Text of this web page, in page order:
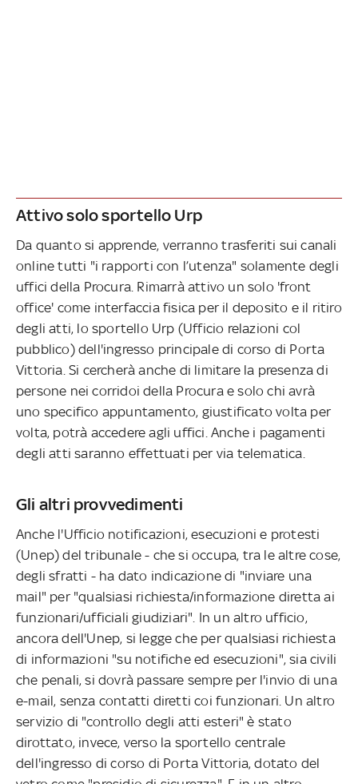
Attivo solo sportello Urp
Da quanto si apprende, verranno trasferiti sui canali
online tutti "i rapporti con l’utenza" solamente degli
uffici della Procura. Rimarrà attivo un solo 'front
office' come interfaccia fisica per il deposito e il ritiro
degli atti, lo sportello Urp (Ufficio relazioni col
pubblico) dell'ingresso principale di corso di Porta
Vittoria. Si cercherà anche di limitare la presenza di
persone nei corridoi della Procura e solo chi avrà
uno specifico appuntamento, giustificato volta per
volta, potrà accedere agli uffici. Anche i pagamenti
degli atti saranno effettuati per via telematica.
Gli altri provvedimenti
Anche l'Ufficio notificazioni, esecuzioni e protesti
(Unep) del tribunale - che si occupa, tra le altre cose,
degli sfratti - ha dato indicazione di "inviare una
mail" per "qualsiasi richiesta/informazione diretta ai
funzionari/ufficiali giudiziari". In un altro ufficio,
ancora dell'Unep, si legge che per qualsiasi richiesta
di informazioni "su notifiche ed esecuzioni", sia civili
che penali, si dovrà passare sempre per l'invio di una
e-mail, senza contatti diretti coi funzionari. Un altro
servizio di "controllo degli atti esteri" è stato
dirottato, invece, verso la sportello centrale
dell'ingresso di corso di Porta Vittoria, dotato del